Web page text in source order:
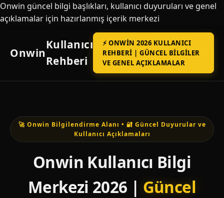
Onwin güncel bilgi başlıkları, kullanıcı duyuruları ve genel
açıklamalar için hazırlanmış içerik merkezi
Onwin
Kullanıcı
Rehberi
⚡ ONWIN 2026 KULLANICI
REHBERI | GÜNCEL BILGILER
VE GENEL AÇIKLAMALAR
🚀 Onwin Bilgilendirme Alanı • 🔐 Güncel Duyurular ve
Kullanıcı Açıklamaları
Onwin Kullanıcı Bilgi
Merkezi 2026 | Güncel